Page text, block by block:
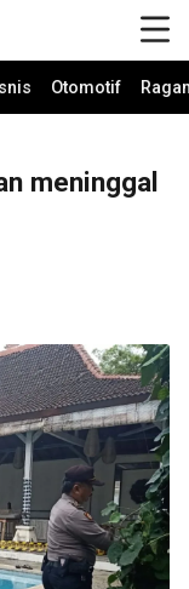
Otomotif
meninggal